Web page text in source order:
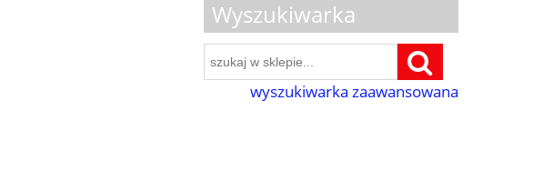
Wyszukiwarka
wyszukiwarka zaawansowana